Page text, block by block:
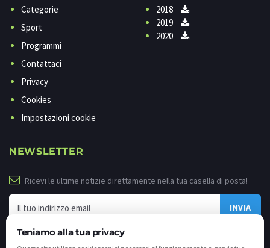
Teniamo alla tua privacy
Categorie
Sport
Programmi
Contattaci
Privacy
Cookies
Impostazioni cookie
2018
2019
2020
NEWSLETTER
Ricevi le ultime notizie direttamente nella tua casella di posta!